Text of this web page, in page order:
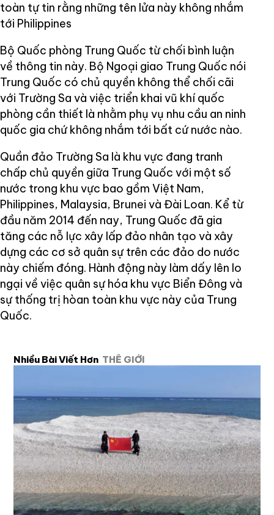
toàn tự tin rằng những tên lửa này không nhắm
tới Philippines
Bộ Quốc phòng Trung Quốc từ chối bình luận
về thông tin này. Bộ Ngoại giao Trung Quốc nói
Trung Quốc có chủ quyền không thể chối cãi
với Trường Sa và việc triển khai vũ khí quốc
phòng cần thiết là nhằm phụ vụ nhu cầu an ninh
quốc gia chứ không nhắm tới bất cứ nước nào.
Quần đảo Trường Sa là khu vực đang tranh
chấp chủ quyền giữa Trung Quốc với một số
nước trong khu vực bao gồm Việt Nam,
Philippines, Malaysia, Brunei và Đài Loan. Kể từ
đầu năm 2014 đến nay, Trung Quốc đã gia
tăng các nỗ lực xây lấp đảo nhân tạo và xây
dựng các cơ sở quân sự trên các đảo do nước
này chiếm đóng. Hành động này làm dấy lên lo
ngại về việc quân sự hóa khu vực Biển Đông và
sự thống trị hòan toàn khu vực này của Trung
Quốc.
Nhiều Bài Viết Hơn THẾ GIỚI